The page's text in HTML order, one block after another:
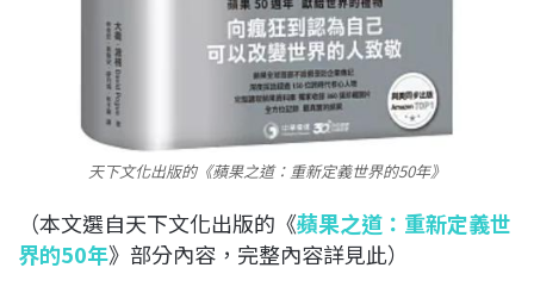
天下文化出版的《蘋果之道：重新定義世界的50年》
（本文選自天下文化出版的《蘋果之道：重新定義世
界的50年》部分內容，完整內容詳見此）